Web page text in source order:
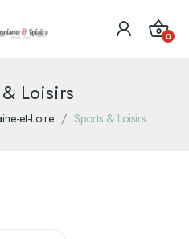
0
Loisirs
et-Loire Sports & Loisirs